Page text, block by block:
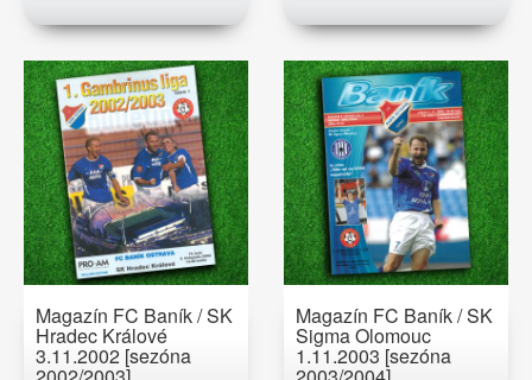
Magazín FC Baník / SK
Hradec Králové
3.11.2002 [sezóna
Magazín FC Baník / SK
Sigma Olomouc
1.11.2003 [sezóna